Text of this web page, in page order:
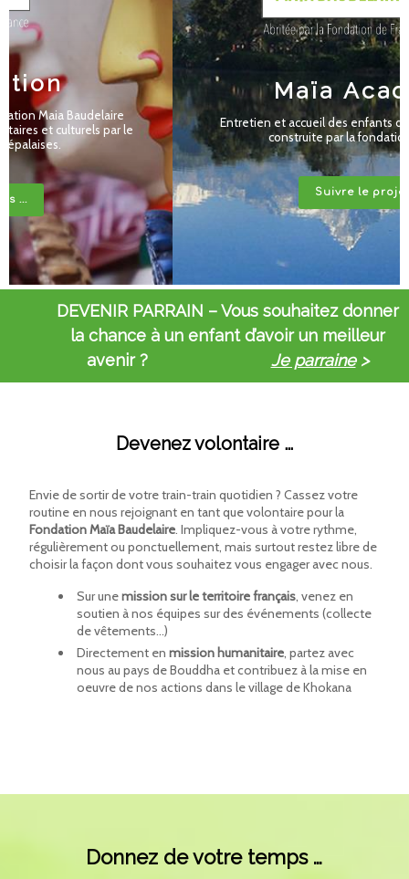
Maïa Academy
Entretien et accueil des enfants dans la nouvelle école
construite par la fondation au Népal.
Suivre le projet ...
DEVENIR PARRAIN – Vous souhaitez donner
la chance à un enfant d’avoir un meilleur
avenir ?
Je parraine>
Devenez volontaire …
Envie de sortir de votre train-train quotidien ? Cassez votre
routine en nous rejoignant en tant que volontaire pour la
Fondation Maïa Baudelaire. Impliquez-vous à votre rythme,
régulièrement ou ponctuellement, mais surtout restez libre de
choisir la façon dont vous souhaitez vous engager avec nous.
Sur unemission sur le territoire français, venez en
soutien à nos équipes sur des événements (collecte
de vêtements…)
Directement enmission humanitaire, partez avec
nous au pays de Bouddha et contribuez à la mise en
oeuvre de nos actions dans le village de Khokana
Donnez de votre temps …